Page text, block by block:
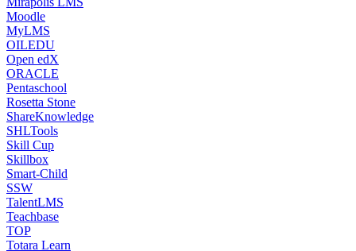
Moodle
MyLMS
OILEDU
Open edX
ORACLE
Pentaschool
Rosetta Stone
ShareKnowledge
SHLTools
Skill Cup
Skillbox
Smart-Child
SSW
TalentLMS
Teachbase
TOP
Totara Learn